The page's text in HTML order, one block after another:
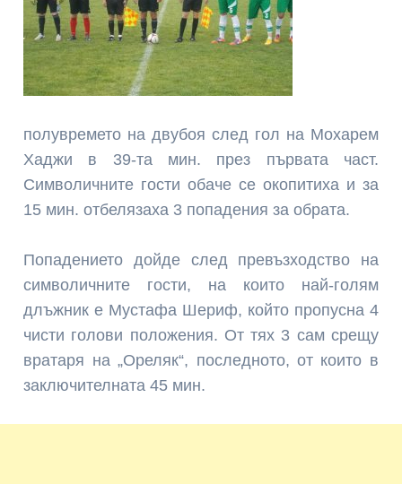
полувремето на двубоя след гол на Мохарем
Хаджи в 39-та мин. през първата част.
Символичните гости обаче се окопитиха и за
15 мин. отбелязаха 3 попадения за обрата.
Попадението дойде след превъзходство на
символичните гости, на които най-голям
длъжник е Мустафа Шериф, който пропусна 4
чисти голови положения. От тях 3 сам срещу
вратаря на „Ореляк“, последното, от които в
заключителната 45 мин.